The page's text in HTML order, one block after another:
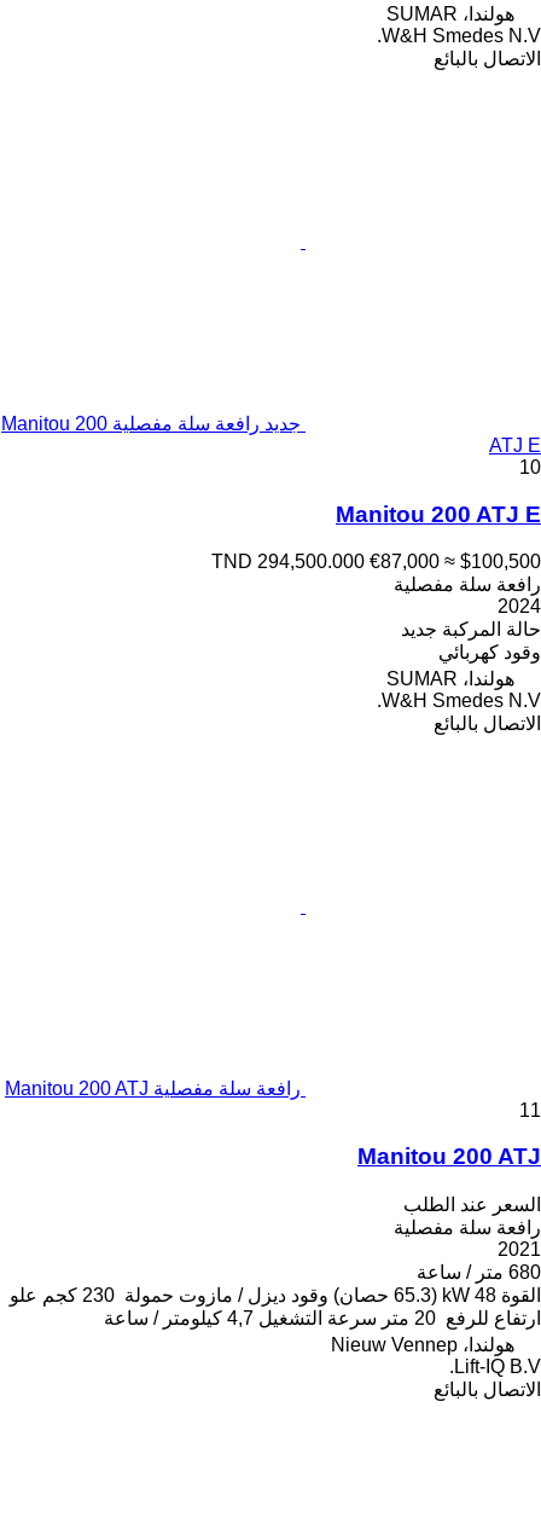
هولندا، SUMAR
W&H Smedes N.V.
الاتصال بالبائع
جديد رافعة سلة مفصلية Manitou 200
ATJ E
10
Manitou 200 ATJ E
TND 294,500.000 €87,000 ≈ $100,500
رافعة سلة مفصلية
2024
حالة المركبة جديد
وقود كهربائي
هولندا، SUMAR
W&H Smedes N.V.
الاتصال بالبائع
رافعة سلة مفصلية Manitou 200 ATJ
11
Manitou 200 ATJ
السعر عند الطلب
رافعة سلة مفصلية
2021
680 متر / ساعة
القوة 48 kW (65.3 حصان) وقود ديزل / مازوت حمولة 230 كجم
علو
ارتفاع للرفع 20 متر سرعة التشغيل 4,7 كيلومتر / ساعة
هولندا، Nieuw Vennep
Lift-IQ B.V.
الاتصال بالبائع